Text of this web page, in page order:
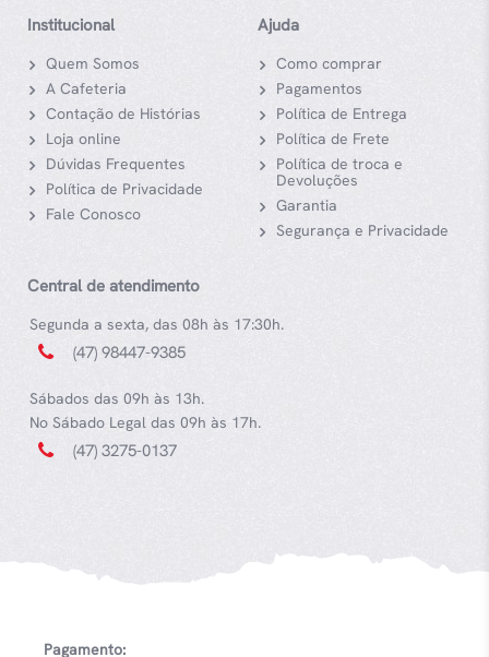
Institucional
Quem Somos
A Cafeteria
Contação de Histórias
Loja online
Dúvidas Frequentes
Política de Privacidade
Fale Conosco
Ajuda
Como comprar
Pagamentos
Política de Entrega
Política de Frete
Política de troca e
Devoluções
Garantia
Segurança e Privacidade
Central de atendimento
Segunda a sexta, das 08h às 17:30h.
(47) 98447-9385
Sábados das 09h às 13h.
No Sábado Legal das 09h às 17h.
(47) 3275-0137
Pagamento: